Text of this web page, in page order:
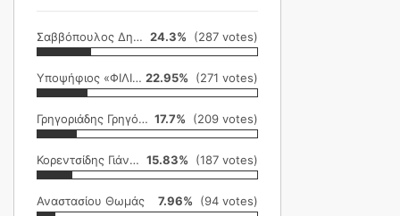
Σαββόπουλος Δημήτρης 24.3% (287 votes)
Υποψήφιος «ΦΙΛΙΚΗ ΕΤΑΙΡΕΙΑ» 22.95% (271 votes)
Γρηγοριάδης Γρηγόρης 17.7% (209 votes)
Κορεντσίδης Γιάννης 15.83% (187 votes)
Αναστασίου Θωμάς 7.96% (94 votes)